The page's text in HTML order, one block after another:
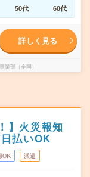
50代 60代
詳しく見る
部（全国）
】火災報知
払いOK
OK 派遣